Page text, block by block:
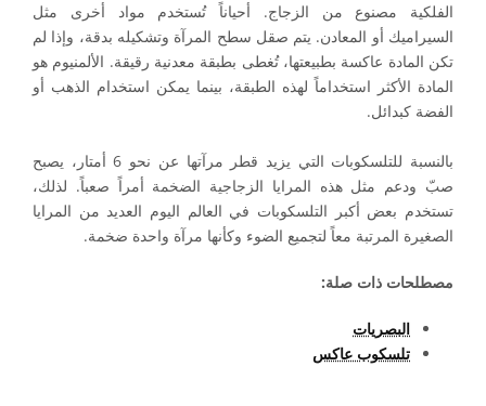
الفلكية مصنوع من الزجاج. أحياناً تُستخدم مواد أخرى مثل
السيراميك أو المعادن. يتم صقل سطح المرآة وتشكيله بدقة، وإذا لم
تكن المادة عاكسة بطبيعتها، تُغطى بطبقة معدنية رقيقة. الألمنيوم هو
المادة الأكثر استخداماً لهذه الطبقة، بينما يمكن استخدام الذهب أو
الفضة كبدائل.
بالنسبة للتلسكوبات التي يزيد قطر مرآتها عن نحو 6 أمتار، يصبح
صبّ ودعم مثل هذه المرايا الزجاجية الضخمة أمراً صعباً. لذلك،
تستخدم بعض أكبر التلسكوبات في العالم اليوم العديد من المرايا
الصغيرة المرتبة معاً لتجميع الضوء وكأنها مرآة واحدة ضخمة.
مصطلحات ذات صلة:
البصريات
تلسكوب عاكس